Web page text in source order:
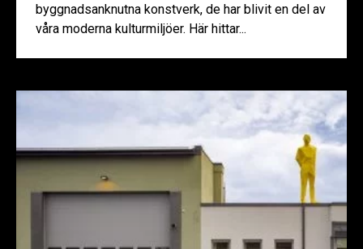
byggnadsanknutna konstverk, de har blivit en del av
våra moderna kulturmiljöer. Här hittar...